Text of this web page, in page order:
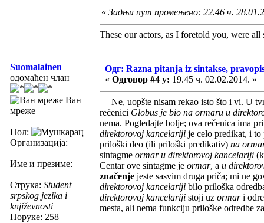
« Задњи пут промењено: 22.46 ч.
These our actors, as I foretold you, were
Suomalainen
одомаћен члан
Ван
мреже
Пол:
Организација:
Име и презиме:
Струка: Student
srpskog jezika i
književnosti
Поруке: 258
Одг: Razna pitanja iz sintakse,
« Одговор #4 у: 19.45 ч. 02.02.2014. »
Ne, uopšte nisam rekao isto što i vi. U
rečenici Globus je bio na ormaru u
nema. Pogledajte bolje; ova rečenica ima
direktorovoj kancelariji je celo predikat, i
priloški deo (ili priloški predikativ) na
sintagme ormar u direktorovoj kancelariji
Centar ove sintagme je ormar, a u
značenje jeste sasvim druga priča; mi ne
direktorovoj kancelariji bilo priloška
direktorovoj kancelariji stoji uz ormari
mesta, ali nema funkciju priloške odredbe